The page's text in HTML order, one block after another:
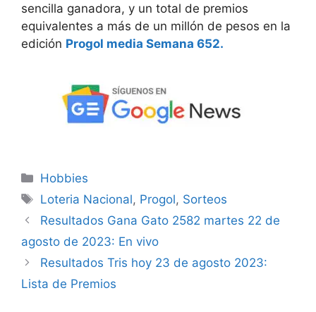
sencilla ganadora, y un total de premios
equivalentes a más de un millón de pesos en la
edición Progol media Semana 652.
Categorías
Hobbies
Etiquetas
Loteria Nacional, Progol, Sorteos
Resultados Gana Gato 2582 martes 22 de
agosto de 2023: En vivo
Resultados Tris hoy 23 de agosto 2023:
Lista de Premios